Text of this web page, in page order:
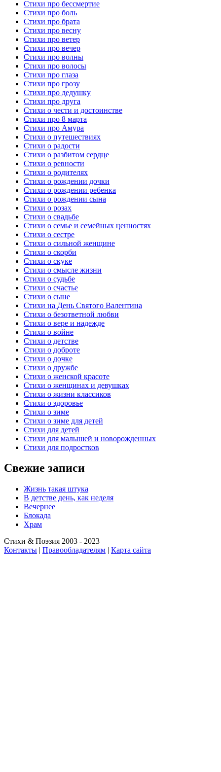
Стихи про бессмертие
Стихи про боль
Стихи про брата
Стихи про весну
Стихи про ветер
Стихи про вечер
Стихи про волны
Стихи про волосы
Стихи про глаза
Стихи про грозу
Стихи про дедушку
Стихи про друга
Стихи о чести и достоинстве
Стихи про 8 марта
Стихи про Амура
Стихи о путешествиях
Стихи о радости
Стихи о разбитом сердце
Стихи о ревности
Стихи о родителях
Стихи о рождении дочки
Стихи о рождении ребенка
Стихи о рождении сына
Стихи о розах
Стихи о свадьбе
Стихи о семье и семейных ценностях
Стихи о сестре
Стихи о сильной женщине
Стихи о скорби
Стихи о скуке
Стихи о смысле жизни
Стихи о судьбе
Стихи о счастье
Стихи о сыне
Стихи на День Святого Валентина
Стихи о безответной любви
Стихи о вере и надежде
Стихи о войне
Стихи о детстве
Стихи о доброте
Стихи о дочке
Стихи о дружбе
Стихи о женской красоте
Стихи о женщинах и девушках
Стихи о жизни классиков
Стихи о здоровье
Стихи о зиме
Стихи о зиме для детей
Стихи для детей
Стихи для малышей и новорожденных
Стихи для подростков
Свежие записи
Жизнь такая штука
В детстве день, как неделя
Вечернее
Блокада
Храм
Стихи & Поэзия 2003 - 2023
Контакты | Правообладателям | Карта сайта